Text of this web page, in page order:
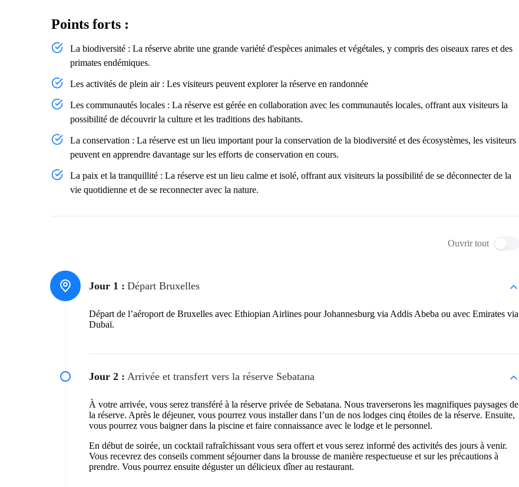
Points forts :
La biodiversité : La réserve abrite une grande variété d'espèces animales et végétales, y compris des oiseaux rares et des
primates endémiques.
Les activités de plein air : Les visiteurs peuvent explorer la réserve en randonnée
Les communautés locales : La réserve est gérée en collaboration avec les communautés locales, offrant aux visiteurs la
possibilité de découvrir la culture et les traditions des habitants.
La conservation : La réserve est un lieu important pour la conservation de la biodiversité et des écosystèmes, les visiteurs
peuvent en apprendre davantage sur les efforts de conservation en cours.
La paix et la tranquillité : La réserve est un lieu calme et isolé, offrant aux visiteurs la possibilité de se déconnecter de la
vie quotidienne et de se reconnecter avec la nature.
Ouvrir tout
Jour 1 : Départ Bruxelles
Départ de l’aéroport de Bruxelles avec Ethiopian Airlines pour Johannesburg via Addis Abeba ou avec Emirates via
Dubaï.
Jour 2 : Arrivée et transfert vers la réserve Sebatana
À votre arrivée, vous serez transféré à la réserve privée de Sebatana. Nous traverserons les magnifiques paysages de
la réserve. Après le déjeuner, vous pourrez vous installer dans l’un de nos lodges cinq étoiles de la réserve. Ensuite,
vous pourrez vous baigner dans la piscine et faire connaissance avec le lodge et le personnel.
En début de soirée, un cocktail rafraîchissant vous sera offert et vous serez informé des activités des jours à venir.
Vous recevrez des conseils comment séjourner dans la brousse de manière respectueuse et sur les précautions à
prendre. Vous pourrez ensuite déguster un délicieux dîner au restaurant.